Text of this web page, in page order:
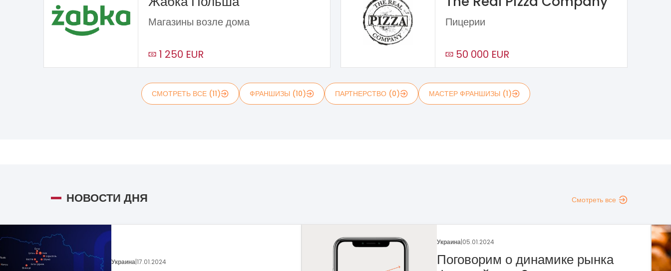
Магазины возле дома
1 250 EUR
Пицерии
50 000 EUR
СМОТРЕТЬ ВСЕ (11) ФРАНШИЗЫ (10) ПАРТНЕРСТВО (0) МАСТЕР ФРАНШИЗЫ (1)
НОВОСТИ ДНЯ Смотреть все
Украина
Поговорим о динамике рынка
Украина|29.12.2023
Франшиза пекарни «Сито»